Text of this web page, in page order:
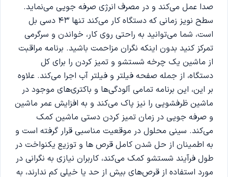
صدا عمل می‌کند و در مصرف انرژی صرفه جویی می‌نماید.
سطح نویز زمانی که دستگاه کار می‌کند تنها 43 دسی بل
است، شما می‌توانید به راحتی روی کار، خواندن و سرگرمی
تمرکز کنید بدون اینکه نگران مزاحمت باشید. برنامه مراقبت
از ماشین یک چرخه شستشو و تمیز کردن را برای کل
دستگاه، از جمله صفحه فیلتر و فیلتر آب اجرا می‌کند. علاوه
بر این، این برنامه تمامی آلودگی‌ها و باکتری‌های موجود در
ماشین ظرفشویی را نیز پاک می‌کند و به افزایش عمر ماشین
و صرفه جویی در زمان تمیز کردن دستی ماشین کمک
می‌کند. سینی محلول در موقعیت مناسبی قرار گرفته است و
به اطمینان از حل شدن کامل قرص ها و توزیع یکنواخت در
طول فرآیند شستشو کمک می‌کند، کاربران نیازی به نگرانی در
مورد استفاده از قرص‌های بیش از حد یا خیلی کم ندارند، به